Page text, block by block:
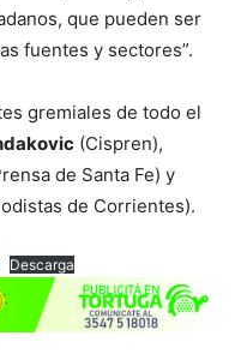
que pueden ser
fuentes y sectores”.
gremiales de todo el
(Cispren),
de Santa Fe) y
de Corrientes).
Descarga